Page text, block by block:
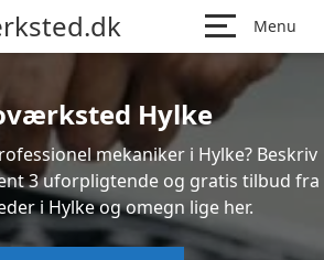
Menu
Hylke
mekaniker i Hylke? Beskriv
3 uforpligtende og gratis tilbud fra
i Hylke og omegn lige her.